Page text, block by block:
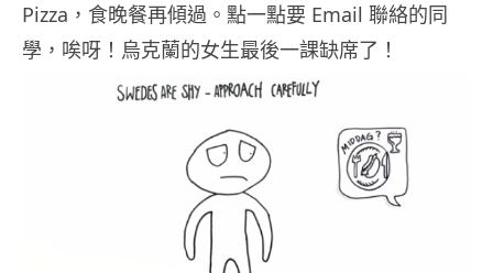
Pizza，食晚餐再傾過。點一點要 Email 聯絡的同
學，唉呀！烏克蘭的女生最後一課缺席了！